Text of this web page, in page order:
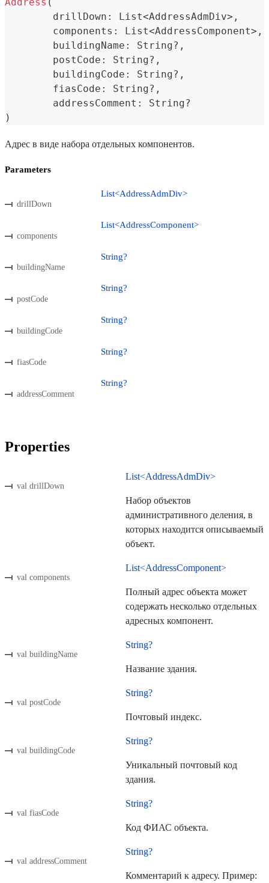
	drillDown
: List<AddressAdmDiv> ,
	components
: List<AddressComponent> ,
	buildingName
: String? ,
	postCode
: String? ,
	buildingCode
: String? ,
	fiasCode
: String? ,
	addressComment
: String?
)
Адрес в виде набора отдельных компонентов.
Parameters
drillDown
List<AddressAdmDiv>
components
List<AddressComponent>
buildingName
String?
postCode
String?
buildingCode
String?
fiasCode
String?
addressComment
String?
Properties
val drillDown
List<AddressAdmDiv>
Набор объектов
административного деления, в
которых находится описываемый
объект.
val components
List<AddressComponent>
Полный адрес объекта может
содержать несколько отдельных
адресных компонент.
val buildingName
String?
Название здания.
val postCode
String?
Почтовый индекс.
val buildingCode
String?
Уникальный почтовый код
здания.
val fiasCode
String?
Код ФИАС объекта.
val addressComment
String?
Комментарий к адресу. Пример: